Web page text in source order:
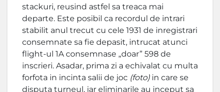
stackuri, reusind astfel sa treaca mai
departe. Este posibil ca recordul de intrari
stabilit anul trecut cu cele 1931 de inregistrari
consemnate sa fie depasit, intrucat atunci
flight-ul 1A consemnase „doar” 598 de
inscrieri. Asadar, prima zi a echivalat cu multa
forfota in incinta salii de joc (foto)in care se
disputa turneul, iar eliminarile au inceput sa